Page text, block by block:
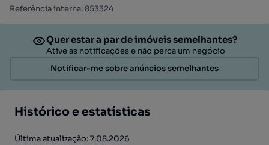
Referência interna: 853324
Quer estar a par de imóveis semelhantes?
Ative as notificações e não perca um negócio
Notificar-me sobre anúncios semelhantes
Histórico e estatísticas
Última atualização: 7.08.2026